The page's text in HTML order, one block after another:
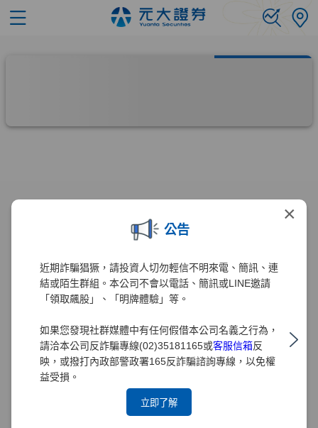
×
公告
近期詐騙猖獗，請投資人切勿輕信不明來電、簡訊、連
結或陌生群組。本公司不會以電話、簡訊或LINE邀請
「領取飆股」、「明牌體驗」等。
如果您發現社群媒體中有任何假借本公司名義之行為，
請洽本公司反詐騙專線(02)35181165或客服信箱反
映，或撥打內政部警政署165反詐騙諮詢專線，以免權
益受損。
立即了解